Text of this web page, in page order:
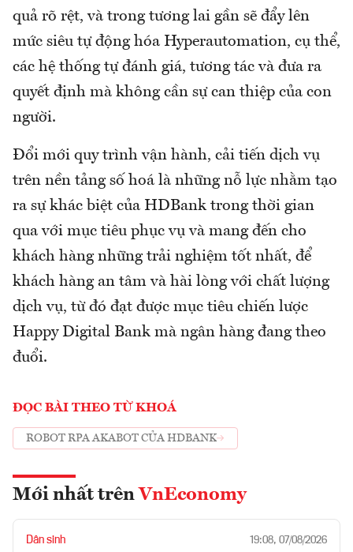
quả rõ rệt, và trong tương lai gần sẽ đẩy lên
mức siêu tự động hóa Hyperautomation, cụ thể,
các hệ thống tự đánh giá, tương tác và đưa ra
quyết định mà không cần sự can thiệp của con
người.
Đổi mới quy trình vận hành, cải tiến dịch vụ
trên nền tảng số hoá là những nỗ lực nhằm tạo
ra sự khác biệt của HDBank trong thời gian
qua với mục tiêu phục vụ và mang đến cho
khách hàng những trải nghiệm tốt nhất, để
khách hàng an tâm và hài lòng với chất lượng
dịch vụ, từ đó đạt được mục tiêu chiến lược
Happy Digital Bank mà ngân hàng đang theo
đuổi.
ĐỌC BÀI THEO TỪ KHOÁ
ROBOT RPA AKABOT CỦA HDBANK
Mới nhất trên VnEconomy
Dân sinh 19:08, 07/08/2026